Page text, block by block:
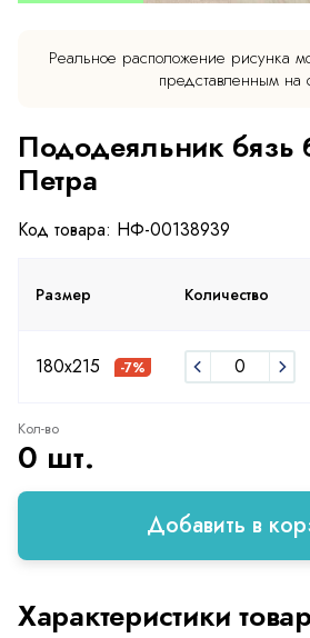
Реальное расположение рисунка
представленным на
Пододеяльник бязь
Петра
Код товара: НФ-00138939
Размер Количество
180х215 -7%
Кол-во
0 шт.
Добавить в
Характеристики